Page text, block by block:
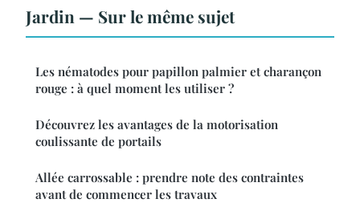
Jardin — Sur le même sujet
Les nématodes pour papillon palmier et charançon
rouge : à quel moment les utiliser ?
Découvrez les avantages de la motorisation
coulissante de portails
Allée carrossable : prendre note des contraintes
avant de commencer les travaux